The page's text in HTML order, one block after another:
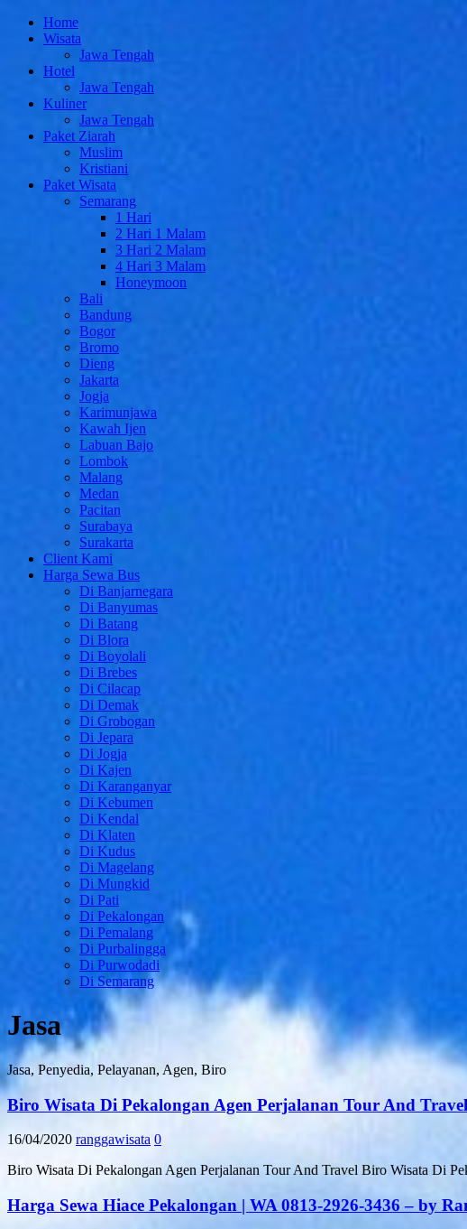
Home
Wisata
Jawa Tengah
Hotel
Jawa Tengah
Kuliner
Jawa Tengah
Paket Ziarah
Muslim
Kristiani
Paket Wisata
Semarang
1 Hari
2 Hari 1 Malam
3 Hari 2 Malam
4 Hari 3 Malam
Honeymoon
Bali
Bandung
Bogor
Bromo
Dieng
Jakarta
Jogja
Karimunjawa
Kawah Ijen
Labuan Bajo
Lombok
Malang
Medan
Pacitan
Surabaya
Surakarta
Client Kami
Harga Sewa Bus
Di Banjarnegara
Di Banyumas
Di Batang
Di Blora
Di Boyolali
Di Brebes
Di Cilacap
Di Demak
Di Grobogan
Di Jepara
Di Jogja
Di Kajen
Di Karanganyar
Di Kebumen
Di Kendal
Di Klaten
Di Kudus
Di Magelang
Di Mungkid
Di Pati
Di Pekalongan
Di Pemalang
Di Purbalingga
Di Purwodadi
Di Semarang
Jasa
Jasa, Penyedia, Pelayanan, Agen, Biro
Biro Wisata Di Pekalongan Agen Perjalanan Tour And
16/04/2020 ranggawisata 0
Biro Wisata Di Pekalongan Agen Perjalanan Tour And Travel Biro Wisata Di
Harga Sewa Hiace Pekalongan | WA 0813-2926-3436 – by